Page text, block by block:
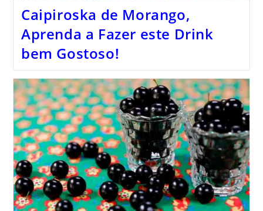
Caipiroska de Morango,
Aprenda a Fazer este Drink
bem Gostoso!